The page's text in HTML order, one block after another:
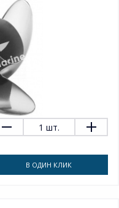
1 шт.
В ОДИН КЛИК